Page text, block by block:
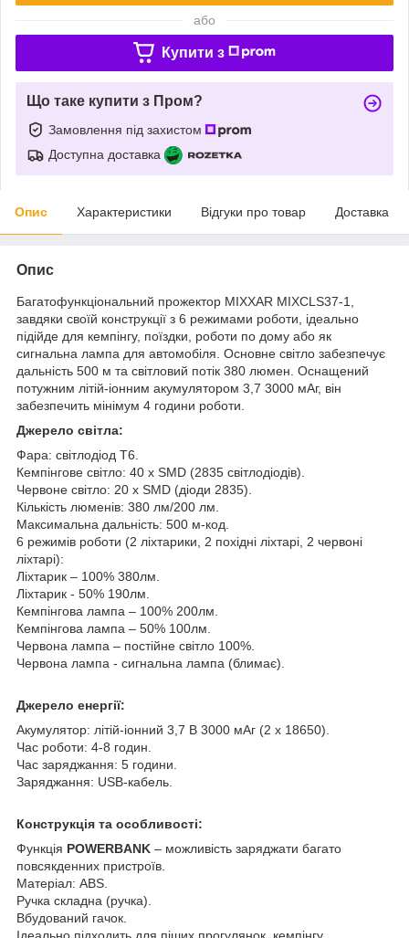
або
Купити з
Що таке купити з Пром?
Замовлення під захистом
Доступна доставка
Опис Характеристики Відгуки про товар Доставка
Опис
Багатофункціональний прожектор MIXXAR MIXCLS37-1,
завдяки своїй конструкції з 6 режимами роботи, ідеально
підійде для кемпінгу, поїздки, роботи по дому або як
сигнальна лампа для автомобіля. Основне світло забезпечує
дальність 500 м та світловий потік 380 люмен. Оснащений
потужним літій-іонним акумулятором 3,7 3000 мАг, він
забезпечить мінімум 4 години роботи.
Джерело світла:
Фара: світлодіод T6.
Кемпінгове світло: 40 x SMD (2835 світлодіодів).
Червоне світло: 20 x SMD (діоди 2835).
Кількість люменів: 380 лм/200 лм.
Максимальна дальність: 500 м-код.
6 режимів роботи (2 ліхтарики, 2 похідні ліхтарі, 2 червоні
ліхтарі):
Ліхтарик – 100% 380лм.
Ліхтарик - 50% 190лм.
Кемпінгова лампа – 100% 200лм.
Кемпінгова лампа – 50% 100лм.
Червона лампа – постійне світло 100%.
Червона лампа - сигнальна лампа (блимає).
Джерело енергії:
Акумулятор: літій-іонний 3,7 В 3000 мАг (2 х 18650).
Час роботи: 4-8 годин.
Час заряджання: 5 години.
Заряджання: USB-кабель.
Конструкція та особливості:
Функція POWERBANK – можливість заряджати багато
повсякденних пристроїв.
Матеріал: ABS.
Ручка складна (ручка).
Вбудований гачок.
Ідеально підходить для піших прогулянок, кемпінгу,